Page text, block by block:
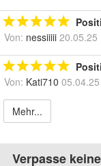
Von: nessiiiii 20.05.25
Von: Kati710 05.04.25
Mehr...
Verpasse